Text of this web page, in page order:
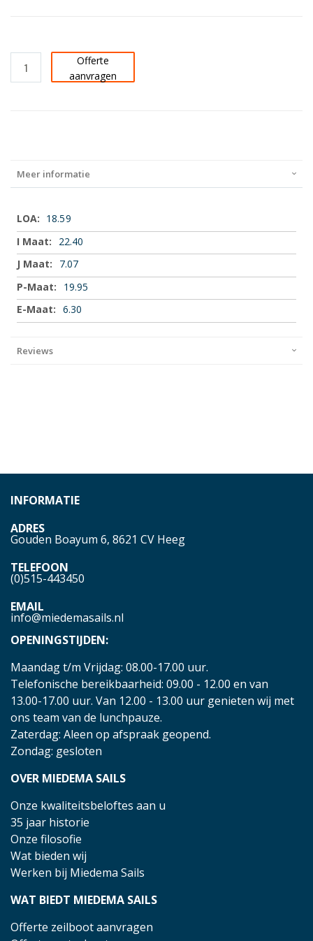
Offerte
aanvragen
Meer informatie
Meer
informatie
18.59
22.40
7.07
19.95
6.30
Reviews
INFORMATIE
ADRES
Gouden Boayum 6, 8621 CV Heeg
TELEFOON
(0)515-443450
EMAIL
info@miedemasails.nl
OPENINGSTIJDEN:
Maandag t/m Vrijdag: 08.00-17.00 uur.
Telefonische bereikbaarheid: 09.00 - 12.00 en van
13.00-17.00 uur. Van 12.00 - 13.00 uur genieten wij met
ons team van de lunchpauze.
Zaterdag: Aleen op afspraak geopend.
Zondag: gesloten
OVER MIEDEMA SAILS
Onze kwaliteitsbeloftes aan u
35 jaar historie
Onze filosofie
Wat bieden wij
Werken bij Miedema Sails
WAT BIEDT MIEDEMA SAILS
Offerte zeilboot aanvragen